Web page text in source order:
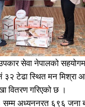
सेवा नेपालको
नं ३२ टेढा स्थित मन मिश्रा
वितरण गरिएको छ ।
सम्म अध्यननरत ६९६ जना